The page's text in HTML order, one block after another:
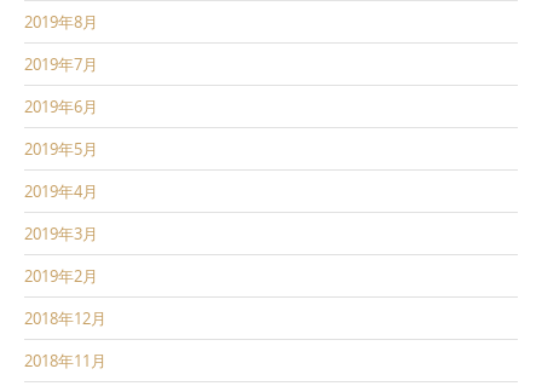
2019年8月
2019年7月
2019年6月
2019年5月
2019年4月
2019年3月
2019年2月
2018年12月
2018年11月